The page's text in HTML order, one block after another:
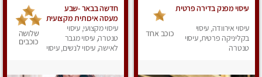
עיסוי מפנק בדירה פרטית
עיסוי אירוודה, עיסוי
בקליניקה פרטית, עיסוי
טנטרה
כוכב אחד
חדשה בבאר -שבע
מעסה איכותית מקצועית
ומפנקת
עיסוי מקצועי, עיסוי
טנטרה, עיסוי מגבר
לאישה, עיסוי לנשים, עיסוי
שלושה
כוכבים